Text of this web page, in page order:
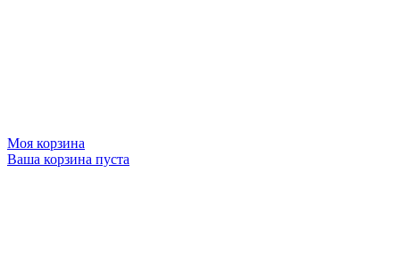
Моя корзина
Ваша корзина пуста